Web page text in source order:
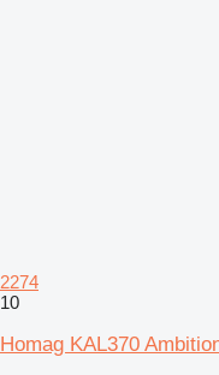
2274
10
Homag KAL370